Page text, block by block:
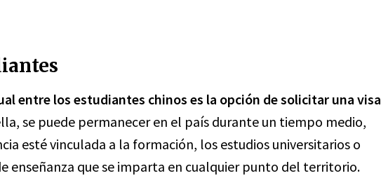
entre los estudiantes chinos es la opción de solicitar una visa
se puede permanecer en el país durante un tiempo medio,
esté vinculada a la formación, los estudios universitarios o
enseñanza que se imparta en cualquier punto del territorio.